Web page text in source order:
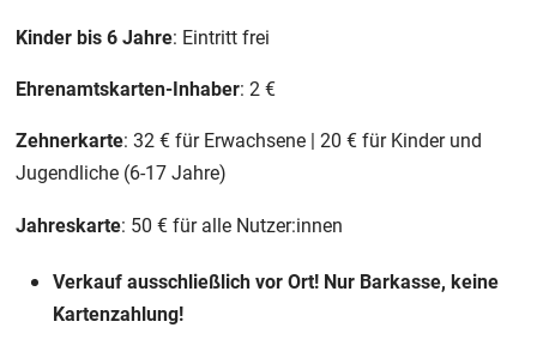
Kinder bis 6 Jahre: Eintritt frei
Ehrenamtskarten-Inhaber: 2 €
Zehnerkarte: 32 € für Erwachsene | 20 € für Kinder und
Jugendliche (6-17 Jahre)
Jahreskarte: 50 € für alle Nutzer:innen
Verkauf ausschließlich vor Ort! Nur Barkasse, keine
Kartenzahlung!